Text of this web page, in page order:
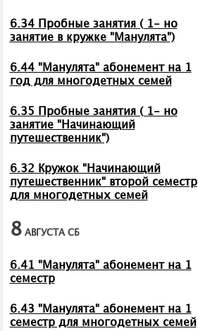
6.34 Пробные занятия ( 1- но
занятие в кружке "Манулята")
6.44 "Манулята" абонемент на 1
год для многодетных семей
6.35 Пробные занятия ( 1- но
занятие "Начинающий
путешественник")
6.32 Кружок "Начинающий
путешественник" второй семестр
для многодетных семей
8АВГУСТА СБ
6.41 "Манулята" абонемент на 1
семестр
6.43 "Манулята" абонемент на 1
семестр для многодетных семей